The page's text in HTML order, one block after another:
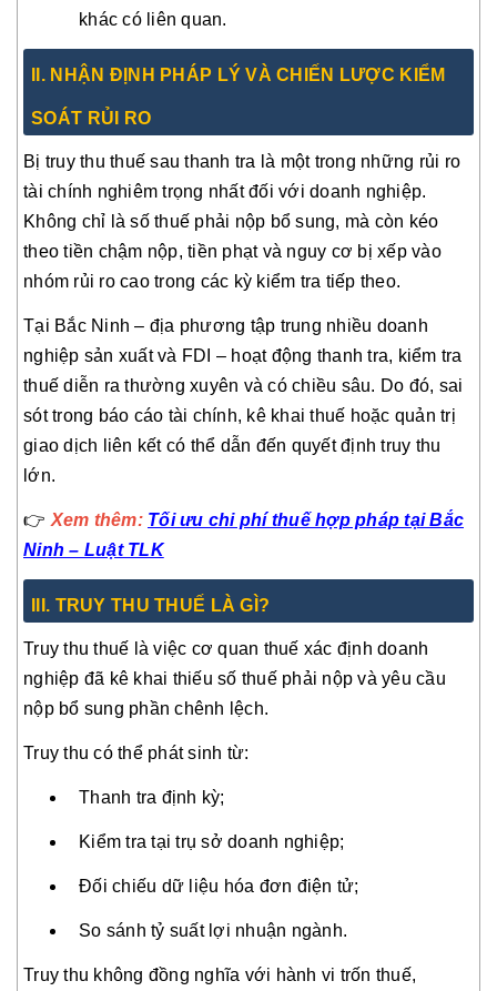
khác có liên quan.
I. NHẬN ĐỊNH PHÁP LÝ VÀ CHIẾN LƯỢC KIỂM
SOÁT RỦI RO
Bị truy thu thuế sau thanh tra là một trong những rủi ro
tài chính nghiêm trọng nhất đối với doanh nghiệp.
Không chỉ là số thuế phải nộp bổ sung, mà còn kéo
theo tiền chậm nộp, tiền phạt và nguy cơ bị xếp vào
nhóm rủi ro cao trong các kỳ kiểm tra tiếp theo.
Tại Bắc Ninh – địa phương tập trung nhiều doanh
nghiệp sản xuất và FDI – hoạt động thanh tra, kiểm tra
thuế diễn ra thường xuyên và có chiều sâu. Do đó, sai
sót trong báo cáo tài chính, kê khai thuế hoặc quản trị
giao dịch liên kết có thể dẫn đến quyết định truy thu
lớn.
👉 Xem thêm: Tối ưu chi phí thuế hợp pháp tại Bắc
Ninh – Luật TLK
. TRUY THU THUẾ LÀ GÌ?
Truy thu thuế là việc cơ quan thuế xác định doanh
nghiệp đã kê khai thiếu số thuế phải nộp và yêu cầu
nộp bổ sung phần chênh lệch.
Truy thu có thể phát sinh từ:
Thanh tra định kỳ;
Kiểm tra tại trụ sở doanh nghiệp;
Đối chiếu dữ liệu hóa đơn điện tử;
So sánh tỷ suất lợi nhuận ngành.
Truy thu không đồng nghĩa với hành vi trốn thuế,